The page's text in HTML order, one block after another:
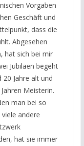
Vorgaben
Geschäft und
dass die
Abgesehen
hat sich bei mir
Jubiläen begeht
20 Jahre alt und
Meisterin.
man bei so
andere
hat sie immer